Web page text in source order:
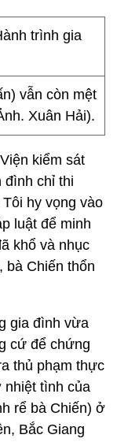
vẫn còn mệt
Xuân Hải).
kiểm sát
đình chỉ thi
hy vọng vào
luật để minh
khổ và nhục
bà Chiến thổn
gia đình vừa
cứ để chứng
thủ phạm thực
tình của
rể bà Chiến) ở
Bắc Giang